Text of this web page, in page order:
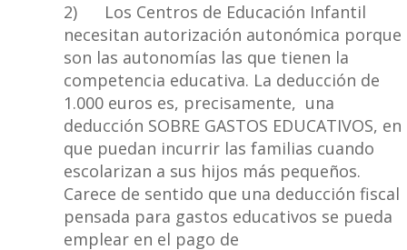
2) Los Centros de Educación Infantil
necesitan autorización autonómica porque
son las autonomías las que tienen la
competencia educativa. La deducción de
1.000 euros es, precisamente, una
deducción SOBRE GASTOS EDUCATIVOS, en
que puedan incurrir las familias cuando
escolarizan a sus hijos más pequeños.
Carece de sentido que una deducción fiscal
pensada para gastos educativos se pueda
emplear en el pago de